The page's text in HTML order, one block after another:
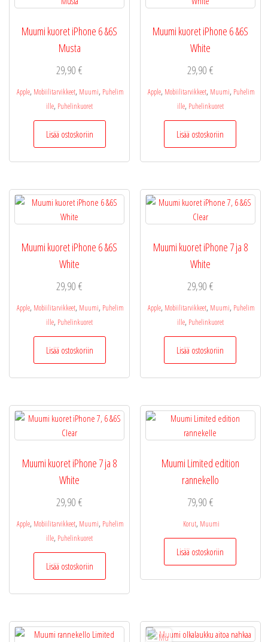
sivulla.
Muumi kuoret iPhone 6 &6S
Musta
29,90€
Apple, Mobiilitarvikkeet, Muumi, Puhelim
ille, Puhelinkuoret
Lisää ostoskoriin
Muumi kuoret iPhone 6 &6S
White
29,90 €
Apple, Mobiilitarvikkeet, Muumi, Puhelim
ille, Puhelinkuoret
Lisää ostoskoriin
Muumi kuoret iPhone 6 &6S
White
29,90€
Apple, Mobiilitarvikkeet, Muumi, Puhelim
ille, Puhelinkuoret
Lisää ostoskoriin
Muumi kuoret iPhone 7 ja 8
White
29,90 €
Apple, Mobiilitarvikkeet, Muumi, Puhelim
ille, Puhelinkuoret
Lisää ostoskoriin
Muumi kuoret iPhone 7 ja 8
White
29,90€
Apple, Mobiilitarvikkeet, Muumi, Puhelim
ille, Puhelinkuoret
Lisää ostoskoriin
Muumi Limited edition
rannekello
79,90 €
Korut, Muumi
Lisää ostoskoriin